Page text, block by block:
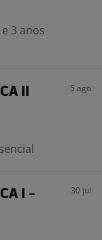
3 anos
II 5 ago
I -
30 jul